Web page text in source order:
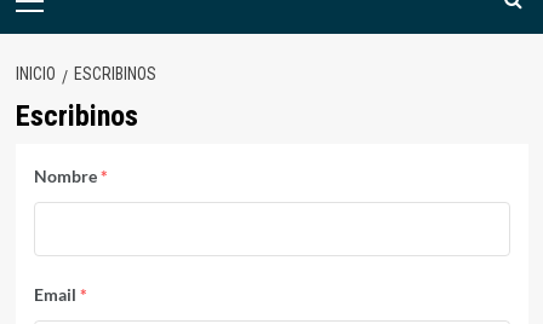
Menú
INICIO ESCRIBINOS
Escribinos
Nombre *
Email *